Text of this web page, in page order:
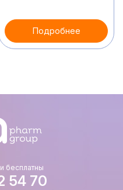
Подробнее
бесплатны
54 70